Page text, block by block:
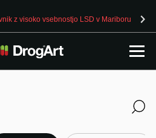
Pivnik z visoko vsebnostjo LSD v Ljubljani